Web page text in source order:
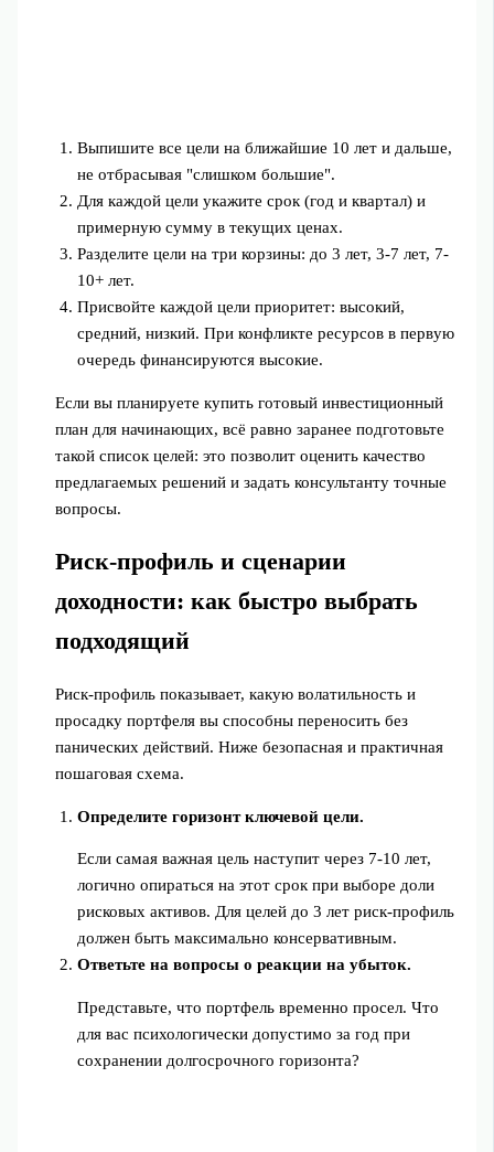
Выпишите все цели на ближайшие 10 лет и дальше,
не отбрасывая "слишком большие".
Для каждой цели укажите срок (год и квартал) и
примерную сумму в текущих ценах.
Разделите цели на три корзины: до 3 лет, 3-7 лет, 7-
10+ лет.
Присвойте каждой цели приоритет: высокий,
средний, низкий. При конфликте ресурсов в первую
очередь финансируются высокие.
Если вы планируете купить готовый инвестиционный
план для начинающих, всё равно заранее подготовьте
такой список целей: это позволит оценить качество
предлагаемых решений и задать консультанту точные
вопросы.
Риск‑профиль и сценарии
доходности: как быстро выбрать
подходящий
Риск‑профиль показывает, какую волатильность и
просадку портфеля вы способны переносить без
панических действий. Ниже безопасная и практичная
пошаговая схема.
Определите горизонт ключевой цели.
Если самая важная цель наступит через 7-10 лет,
логично опираться на этот срок при выборе доли
рисковых активов. Для целей до 3 лет риск‑профиль
должен быть максимально консервативным.
Ответьте на вопросы о реакции на убыток.
Представьте, что портфель временно просел. Что
для вас психологически допустимо за год при
сохранении долгосрочного горизонта?